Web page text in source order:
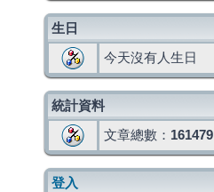
生日
今天沒有人生日
統計資料
文章總數： 161479
登入